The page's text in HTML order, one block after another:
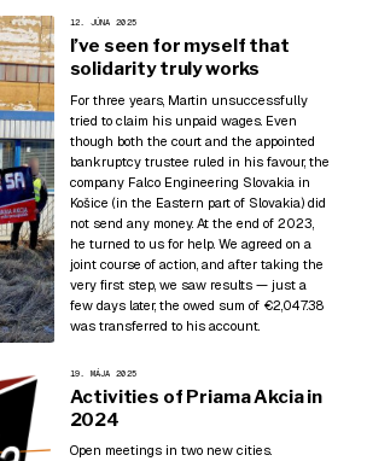
12. JÚNA 2025
I’ve seen for myself that
solidarity truly works
For three years, Martin unsuccessfully
tried to claim his unpaid wages. Even
though both the court and the appointed
bankruptcy trustee ruled in his favour, the
company Falco Engineering Slovakia in
Košice (in the Eastern part of Slovakia) did
not send any money. At the end of 2023,
he turned to us for help. We agreed on a
joint course of action, and after taking the
very first step, we saw results — just a
few days later, the owed sum of €2,047.38
was transferred to his account.
19. MÁJA 2025
Activities of Priama Akcia in
2024
Open meetings in two new cities.